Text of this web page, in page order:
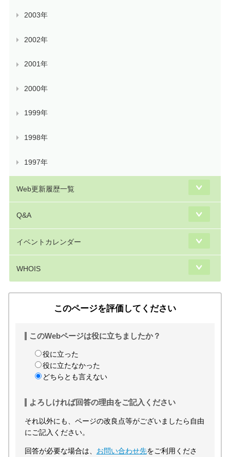
2003年
2002年
2001年
2000年
1999年
1998年
1997年
Web更新履歴一覧
Q&A
イベントカレンダー
WHOIS
このページを評価してください
このWebページは役に立ちましたか？
役に立った
役に立たなかった
どちらとも言えない
よろしければ回答の理由をご記入ください
それ以外にも、ページの改良点等がございましたら自由
にご記入ください。
回答が必要な場合は、 お問い合わせ先をご利用くださ